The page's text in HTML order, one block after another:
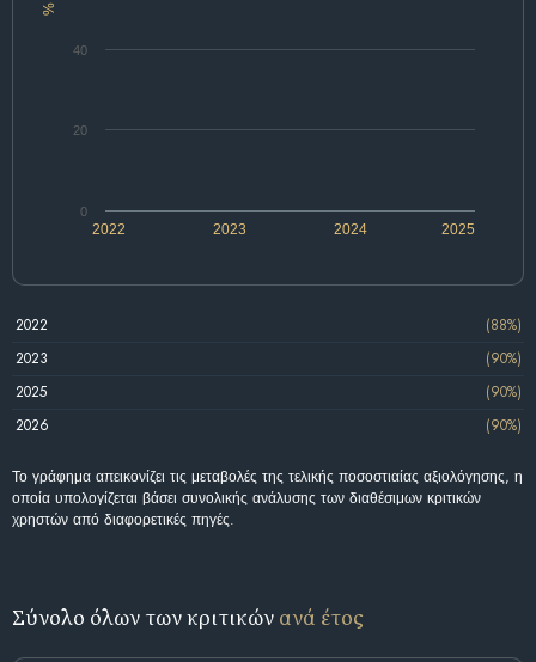
%
2022 2024
2023 2025
0
20
40
2022
(88%)
2023
(90%)
2025
(90%)
2026
(90%)
Το γράφημα απεικονίζει τις μεταβολές της τελικής ποσοστιαίας αξιολόγησης, η
οποία υπολογίζεται βάσει συνολικής ανάλυσης των διαθέσιμων κριτικών
χρηστών από διαφορετικές πηγές.
Σύνολο όλων των κριτικών ανά έτος